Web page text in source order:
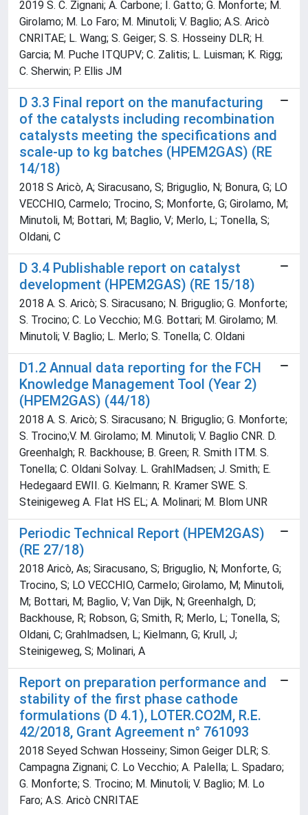
2019 S. C. Zignani; A. Carbone; I. Gatto; G. Monforte; M.
Girolamo; M. Lo Faro; M. Minutoli; V. Baglio; A.S. Aricò
CNRITAE; L. Wang; S. Geiger; S. S. Hosseiny DLR; H.
Garcia; M. Puche ITQUPV; C. Zalitis; L. Luisman; K. Rigg;
C. Sherwin; P. Ellis JM
D 3.3 Final report on the manufacturing
of the catalysts including recombination
catalysts meeting the specifications and
scale-up to kg batches (HPEM2GAS) (RE
14/18)
2018 S Aricò, A; Siracusano, S; Briguglio, N; Bonura, G; LO
VECCHIO, Carmelo; Trocino, S; Monforte, G; Girolamo, M;
Minutoli, M; Bottari, M; Baglio, V; Merlo, L; Tonella, S;
Oldani, C
D 3.4 Publishable report on catalyst
development (HPEM2GAS) (RE 15/18)
2018 A. S. Aricò; S. Siracusano; N. Briguglio; G. Monforte;
S. Trocino; C. Lo Vecchio; M.G. Bottari; M. Girolamo; M.
Minutoli; V. Baglio; L. Merlo; S. Tonella; C. Oldani
D1.2 Annual data reporting for the FCH
Knowledge Management Tool (Year 2)
(HPEM2GAS) (44/18)
2018 A. S. Aricò; S. Siracusano; N. Briguglio; G. Monforte;
S. Trocino;V. M. Girolamo; M. Minutoli; V. Baglio CNR. D.
Greenhalgh; R. Backhouse; B. Green; R. Smith ITM. S.
Tonella; C. Oldani Solvay. L. GrahlMadsen; J. Smith; E.
Hedegaard EWII. G. Kielmann; R. Kramer SWE. S.
Steinigeweg A. Flat HS EL; A. Molinari; M. Blom UNR
Periodic Technical Report (HPEM2GAS)
(RE 27/18)
2018 Aricò, As; Siracusano, S; Briguglio, N; Monforte, G;
Trocino, S; LO VECCHIO, Carmelo; Girolamo, M; Minutoli,
M; Bottari, M; Baglio, V; Van Dijk, N; Greenhalgh, D;
Backhouse, R; Robson, G; Smith, R; Merlo, L; Tonella, S;
Oldani, C; Grahlmadsen, L; Kielmann, G; Krull, J;
Steinigeweg, S; Molinari, A
Report on preparation performance and
stability of the first phase cathode
formulations (D 4.1), LOTER.CO2M, R.E.
42/2018, Grant Agreement n° 761093
2018 Seyed Schwan Hosseiny; Simon Geiger DLR; S.
Campagna Zignani; C. Lo Vecchio; A. Palella; L. Spadaro;
G. Monforte; S. Trocino; M. Minutoli; V. Baglio; M. Lo
Faro; A.S. Aricò CNRITAE